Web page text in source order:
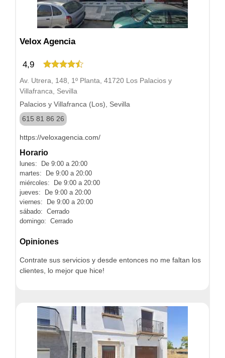
Velox Agencia
4,9
Av. Utrera, 148, 1º Planta, 41720 Los Palacios y
Villafranca, Sevilla
Palacios y Villafranca (Los), Sevilla
615 81 86 26
https://veloxagencia.com/
Horario
lunes: De 9:00 a 20:00
martes: De 9:00 a 20:00
miércoles: De 9:00 a 20:00
jueves: De 9:00 a 20:00
viernes: De 9:00 a 20:00
sábado: Cerrado
domingo: Cerrado
Opiniones
Contrate sus servicios y desde entonces no me faltan los
clientes, lo mejor que hice!